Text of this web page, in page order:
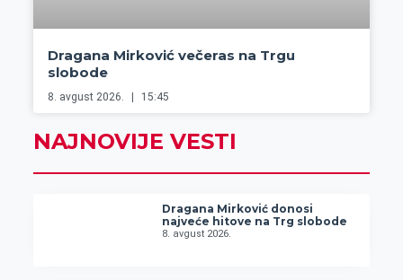
Dragana Mirković večeras na Trgu
slobode
8. avgust 2026. 15:45
NAJNOVIJE VESTI
Dragana Mirković donosi
najveće hitove na Trg slobode
8. avgust 2026.